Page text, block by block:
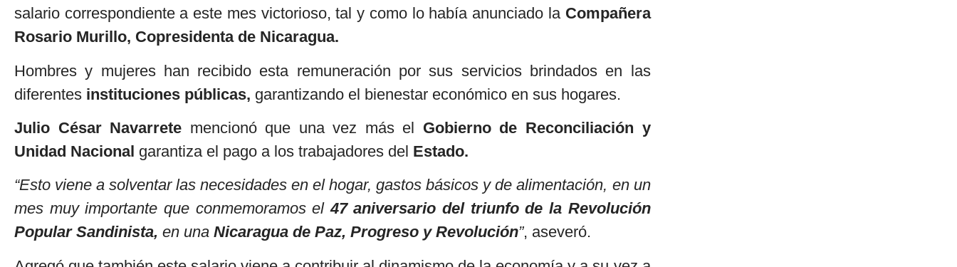
salario correspondiente a este mes victorioso, tal y como lo había anunciado laCompañera
Rosario Murillo, Copresidenta de Nicaragua.
Hombres y mujeres han recibido esta remuneración por sus servicios brindados en las
diferentes instituciones públicas, garantizando el bienestar económico en sus hogares.
Julio César Navarrete mencionó que una vez más el Gobierno de Reconciliación y
Unidad Nacional garantiza el pago a los trabajadores del Estado.
“Esto viene a solventar las necesidades en el hogar, gastos básicos y de alimentación, en un
mes muy importante que conmemoramos el47 aniversario del triunfo de la Revolución
Popular Sandinista, en una Nicaragua de Paz, Progreso y Revolución”, aseveró.